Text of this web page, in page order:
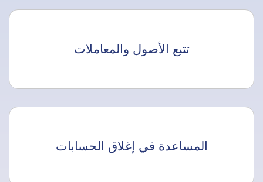
تتبع الأصول والمعاملات
المساعدة في إغلاق الحسابات